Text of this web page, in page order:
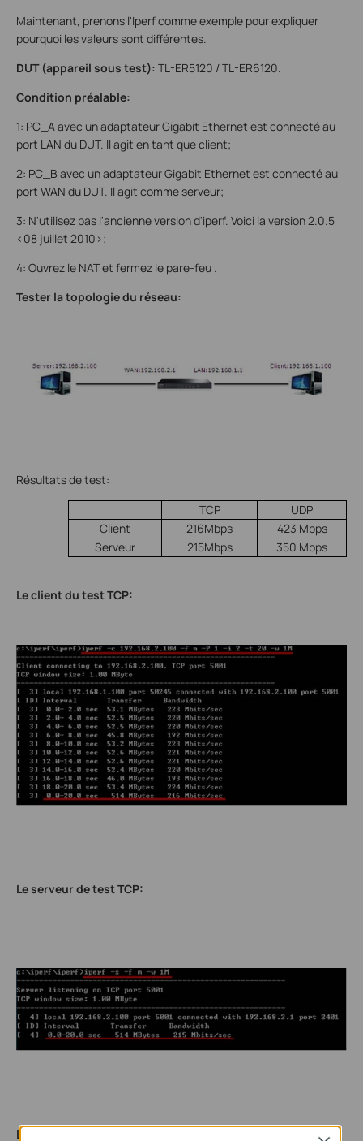
Maintenant, prenons l'Iperf comme exemple pour expliquer
pourquoi les valeurs sont différentes.
DUT (appareil sous test): TL-ER5120 / TL-ER6120.
Condition préalable:
1: PC_A avec un adaptateur Gigabit Ethernet est connecté au
port LAN du DUT. Il agit en tant que client;
2: PC_B avec un adaptateur Gigabit Ethernet est connecté au
port WAN du DUT. Il agit comme serveur;
3: N'utilisez pas l'ancienne version d'iperf. Voici la version 2.0.5
<08 juillet 2010>;
4: Ouvrez le NAT et fermez le pare-feu
Tester la topologie du réseau:
Résultats de test:
TCP
UDP
Client
216Mbps
423 Mbps
Serveur
215Mbps 350 Mbps
Le client du test TCP:
Le serveur de test TCP:
Le client du test UDP